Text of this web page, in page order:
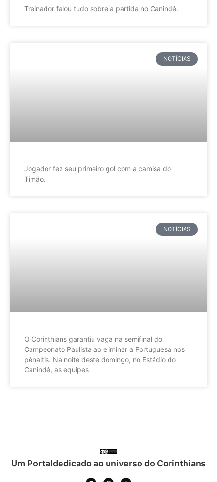
Treinador falou tudo sobre a partida no Canindé.
NOTÍCIAS
Jogador fez seu primeiro gol com a camisa do
Timão.
NOTÍCIAS
O Corinthians garantiu vaga na semifinal do
Campeonato Paulista ao eliminar a Portuguesa nos
pênaltis. Na noite deste domingo, no Estádio do
Canindé, as equipes
Um Portaldedicado ao universo do Corinthians